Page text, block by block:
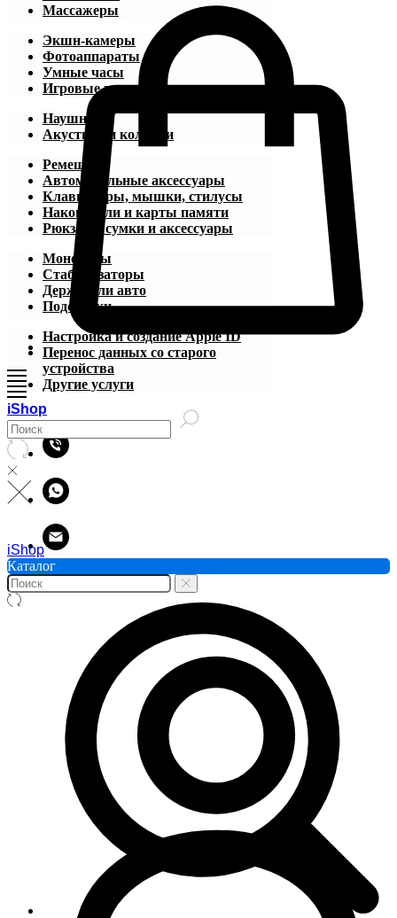
iShop
Массажеры
Экшн-камеры
Фотоаппараты
Умные часы
Игровые приставки
Наушники
Акустика и колонки
Ремешки
Автомобильные аксессуары
Клавиатуры, мышки, стилусы
Накопители и карты памяти
Рюкзаки, сумки и аксессуары
Моноподы
Стабилизаторы
Держатели авто
Подставки
Настройка и создание Apple ID
Перенос данных со старого
устройства
Другие услуги
iShop
Каталог